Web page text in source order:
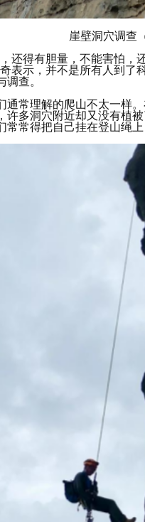
崖壁洞穴调查
还得有胆量，不能害怕
表示，并不是所有人到
查。
通常理解的爬山不太一样
许多洞穴附近却又没有植
常得把自己挂在登山绳